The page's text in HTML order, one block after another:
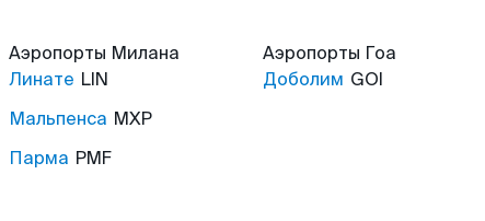
Аэропорты Милана
Линате LIN
Мальпенса MXP
Парма PMF
Аэропорты Гоа
Доболим GOI